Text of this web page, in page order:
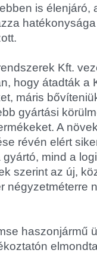
is élenjáró,
Kft.
hogy átadták a
máris
gyártási
A
révén elért
mind a
szerint az új,
négyzetméterre
haszonjármű